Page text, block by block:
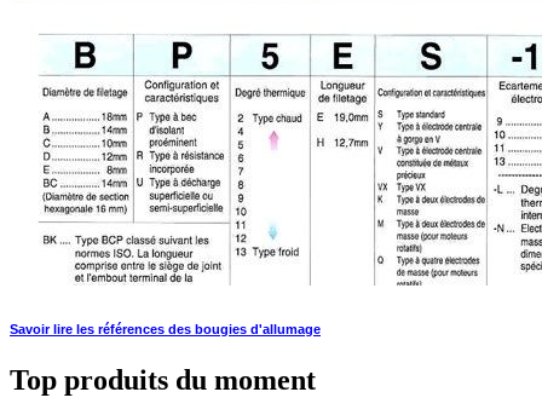
Savoir lire les références des bougies d'allumage
Top produits du moment